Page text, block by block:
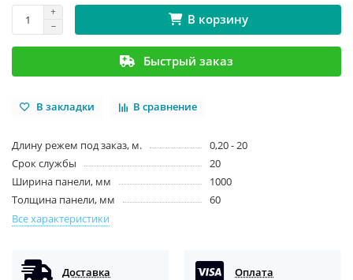
В корзину
Быстрый заказ
В закладки В сравнение
Длину режем под заказ, м.
0,20 - 20
Срок службы
20
Ширина панели, мм
1000
Толщина панели, мм
60
Все характеристики
Доставка Оплата